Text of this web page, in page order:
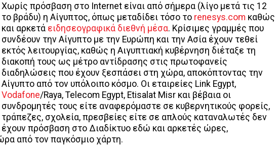
Χωρίς πρόσβαση στο Internet είναι από σήμερα (λίγο μετά τις 12
το βράδυ) η Αίγυπτος, όπως μεταδίδει τόσο το renesys.com καθώς
και αρκετά ειδησεογραφικά διεθνή μέσα. Κρίσιμες γραμμές που
συνδέουν την Αίγυπτο με την Ευρώπη και την Ασία έχουν τεθεί
εκτός λειτουργίας, καθώς η Αιγυπτιακή κυβέρνηση διέταξε τη
διακοπή τoυς ως μέτρο αντίδρασης στις πρωτοφανείς
διαδηλώσεις που έχουν ξεσπάσει στη χώρα, αποκόπτοντας την
Αίγυπτο από τον υπόλοιπο κόσμο. Οι εταιρείες Link Egypt,
Vodafone/Raya, Telecom Egypt, Etisalat Misr και βέβαια οι
συνδρομητές τους είτε αναφερόμαστε σε κυβερνητικούς φορείς,
τράπεζες, σχολεία, πρεσβείες είτε σε απλούς καταναλωτές δεν
έχουν πρόσβαση στο Διαδίκτυο εδώ και αρκετές ώρες,
από τον παγκόσμιο χάρτη.